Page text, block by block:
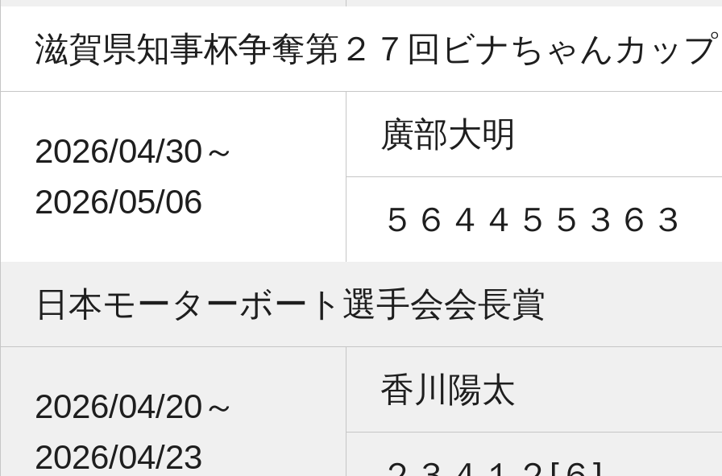
滋賀県知事杯争奪第２７回ビナちゃんカップ
2026/04/30～
2026/05/06
廣部大明
５６４４５５３６３
日本モーターボート選手会会長賞
2026/04/20～
2026/04/23
香川陽太